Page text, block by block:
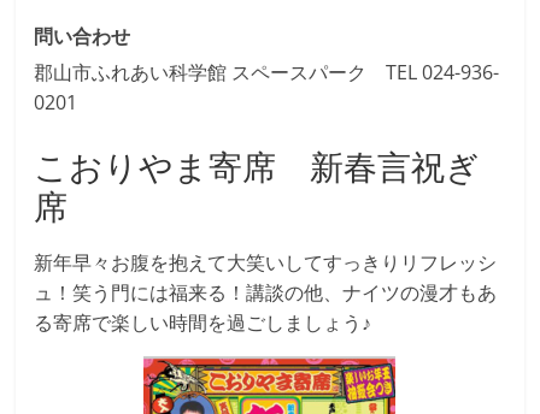
問い合わせ
郡山市ふれあい科学館 スペースパーク TEL 024-936-
0201
こおりやま寄席 新春言祝ぎ
席
新年早々お腹を抱えて大笑いしてすっきりリフレッシ
ュ！笑う門には福来る！講談の他、ナイツの漫才もあ
る寄席で楽しい時間を過ごしましょう♪